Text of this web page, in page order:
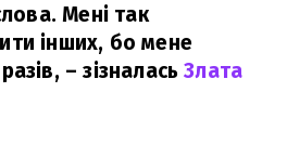
Мені так
інших, бо мене
– зізналасьЗлата